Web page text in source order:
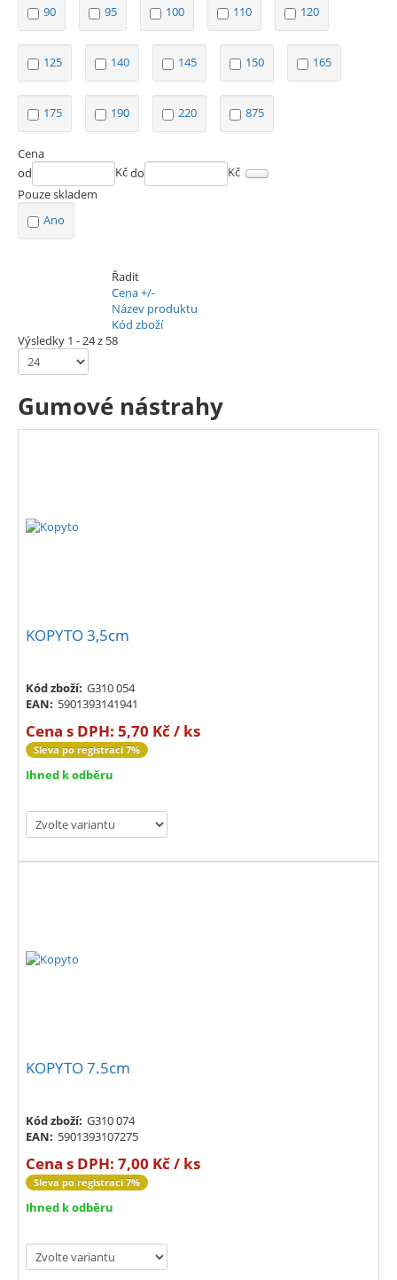
90 95 100 110 120
125 140 145 150 165
175 190 220 875
Cena
od
Kčdo
Kč
Pouze skladem
Ano
Řadit
Cena +/-
Název produktu
Kód zboží
Výsledky 1 - 24 z 58
Gumové nástrahy
KOPYTO 3,5cm
Kód zboží: G310 054
EAN: 5901393141941
Cena s DPH: 5,70 Kč / ks
Sleva po registraci 7%
Ihned k odběru
KOPYTO 7.5cm
Kód zboží: G310 074
EAN: 5901393107275
Cena s DPH: 7,00 Kč / ks
Sleva po registraci 7%
Ihned k odběru